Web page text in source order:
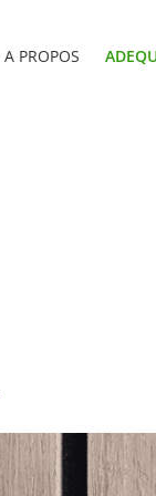
A PROPOS